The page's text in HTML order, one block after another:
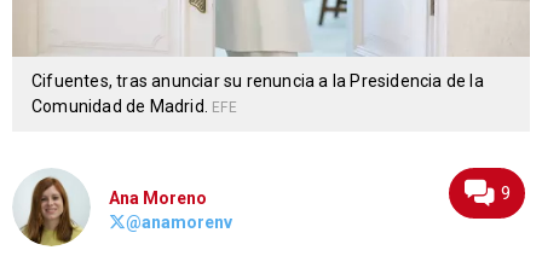
Cifuentes, tras anunciar su renuncia a la Presidencia de la
Comunidad de Madrid.
EFE
Ana Moreno
@anamorenv
9